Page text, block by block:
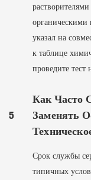
органическими
указал на
к таблице
проведите тест
5
Как Часто
Заменять
Срок службы
типичных